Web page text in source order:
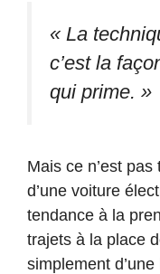
« La
c’est la
qui prime. »
Mais ce n’est
d’une voiture
tendance à la
trajets à la place
simplement